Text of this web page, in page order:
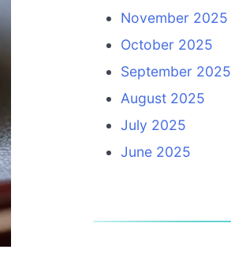
November 2025
October 2025
September 2025
August 2025
July 2025
June 2025